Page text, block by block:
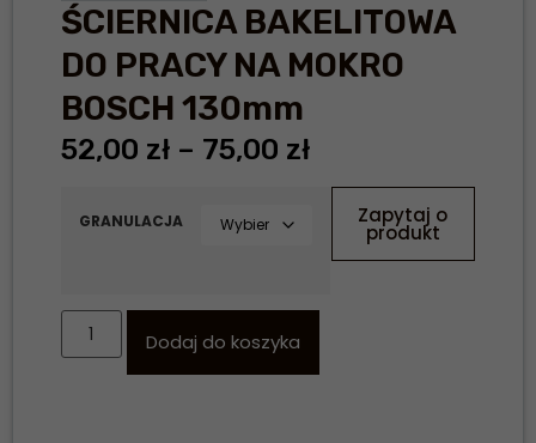
ŚCIERNICA BAKELITOWA
DO PRACY NA MOKRO
BOSCH 130mm
52,00 zł – 75,00 zł
GRANULACJA
Dodaj do koszyka
Zapytaj o
produkt